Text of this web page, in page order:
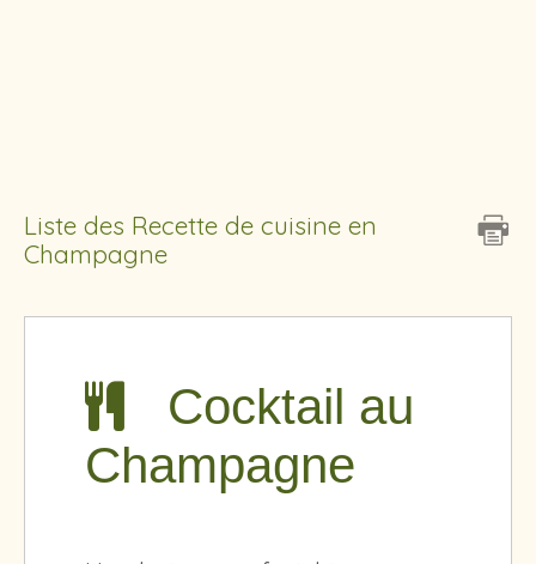
Liste des Recette de cuisine en
Champagne
Cocktail au
Champagne